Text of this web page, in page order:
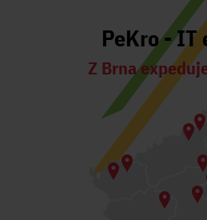
PeKro - IT
Z Brna